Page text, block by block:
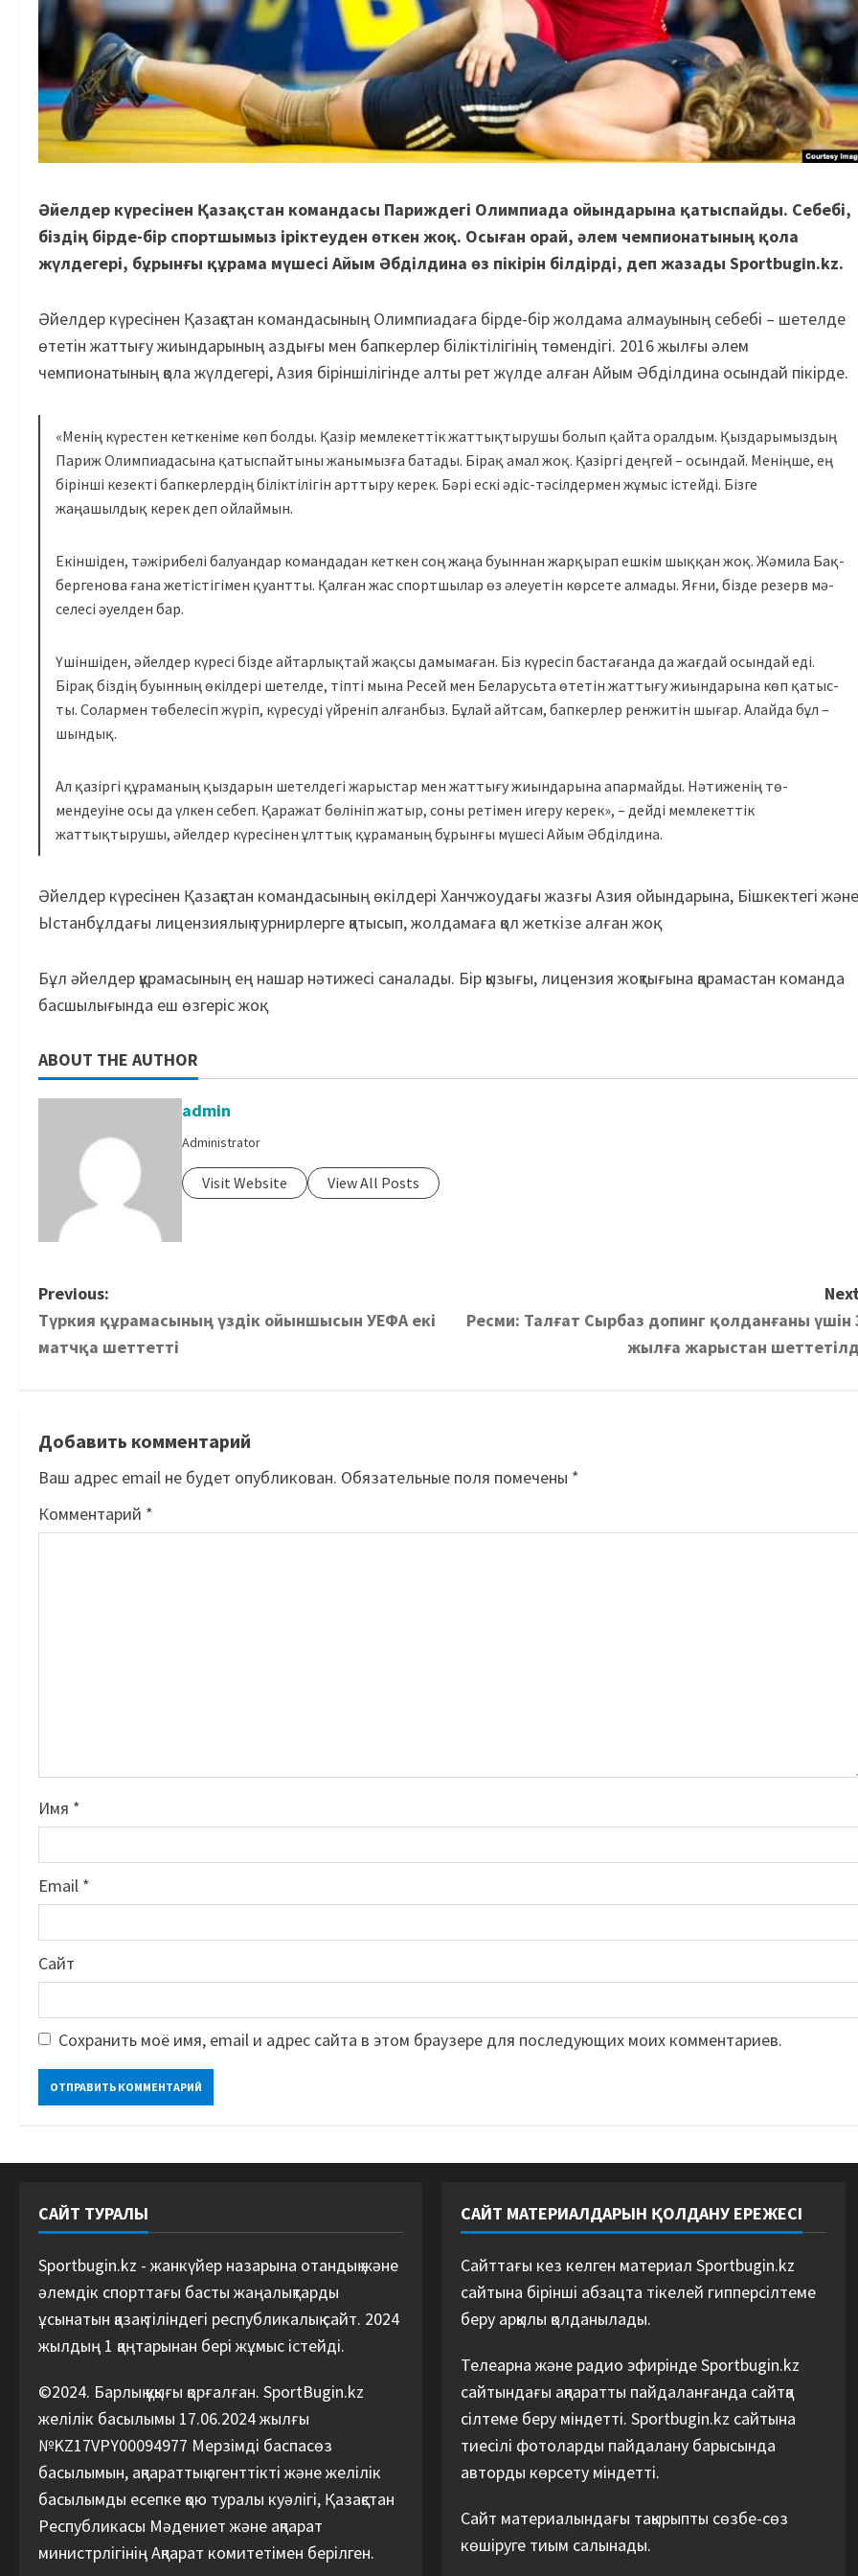
Әйелдер күресінен Қазақстан командасы Париждегі Олимпиада ойындарына қатыспайды. Себебі,
біздің бірде-бір спортшымыз іріктеуден өткен жоқ. Осыған орай, әлем чемпионатының қола
жүлдегері, бұрынғы құрама мүшесі Айым Әбділдина өз пікірін білдірді, деп жазады Sportbugin.kz.
Әйелдер күресінен Қазақстан ко­ман­дасының Олимпиадаға бірде-бір жол­да­ма алмауының себебі – шетелде
өтетін жат­тығу жиындарының аздығы мен бап­керлер біліктілігінің төмендігі. 2016 жыл­ғы әлем
чемпионатының қола жүл­де­гері, Азия біріншілігінде алты рет жүл­де алған Айым Әбділдина осындай пікірде.
«Менің күрестен кеткеніме көп бол­­ды. Қазір мемлекеттік жаттық­тыру­шы болып қайта оралдым. Қыздары­мыз­дың
Париж Олимпиа­дасына қа­тыс­пайтыны жанымызға батады. Бірақ амал жоқ. Қазіргі деңгей – осын­дай. Меніңше, ең
бірінші кезек­ті бапкерлердің біліктілігін арттыру керек. Бәрі ескі әдіс-тәсілдермен жұ­­мыс істейді. Бізге
жаңашылдық ке­рек деп ойлаймын.
Екіншіден, тәжірибелі балуандар ко­мандадан кеткен соң жаңа буыннан жарқырап ешкім шыққан жоқ. Жәмила Бақ­
бергенова ғана жетістігімен қуант­ты. Қалған жас спортшылар өз әлеуетін көрсете алмады. Яғни, бізде резерв мә­
се­лесі әуелден бар.
Үшіншіден, әйелдер күресі бізде ай­тарлықтай жақсы дамымаған. Біз күре­сіп бастағанда да жағдай осындай еді.
Бірақ біздің буынның өкілдері шет­елде, тіпті мына Ресей мен Беларусьта өте­тін жат­ты­ғу жиындарына көп қа­тыс­
ты. Со­лар­мен төбелесіп жүріп, кү­ре­­суді үйреніп алғанбыз. Бұлай айтсам, бап­кер­лер ренжитін шығар. Алайда бұл –
шын­дық.
Ал қазіргі құраманың қыздарын шет­елдегі жарыстар мен жаттығу жиын­дарына апармайды. Нәтиженің тө­
мендеуіне осы да үлкен себеп. Қаражат бөлініп жа­тыр, соны ретімен игеру керек», – дейді мемле­кет­тік
жаттықтырушы, әйел­дер күресінен ұлттық құ­ра­маның бұрынғы мүше­сі Айым Әбділдина.
Әйелдер күресінен Қазақстан коман­да­сы­ның өкілдері Ханчжоудағы жаз­ғы Азия ойын­дарына, Бішкектегі және
Ыстан­бұл­дағы лицензиялық турнирлерге қа­тысып, жолдамаға қол жеткізе алған жоқ.
Бұл әйелдер құрамасының ең на­шар нәтижесі саналады. Бір қызығы, ли­цензия жоқтығына қарамастан ко­манда
басшылығында еш өзгеріс жоқ.
ABOUT THE AUTHOR
admin
Administrator
Visit Website View All Posts
Previous:
Түркия құрамасының үздік ойыншысын УЕФА екі
матчқа шеттетті
Ресми: Талғат Сырбаз допинг қолданғаны үшін
жылға жарыстан
Добавить комментарий
Ваш адрес email не будет опубликован. Обязательные поля помечены *
Комментарий *
Имя *
Email *
Сайт
Сохранить моё имя, email и адрес сайта в этом браузере для последующих моих комментариев.
САЙТ ТУРАЛЫ
Sportbugin.kz - жанкүйер назарына отандық және
әлемдік спорттағы басты жаңалықтарды
ұсынатын қазақ тіліндегі республикалық сайт. 2024
жылдың 1 қаңтарынан бері жұмыс істейді.
©2024. Барлық құқығы қорғалған. SportBugin.kz
желілік басылымы 17.06.2024 жылғы
№KZ17VPY00094977 Мерзімді баспасөз
басылымын, ақпараттық агенттікті және желілік
басылымды есепке қою туралы куәлігі, Қазақстан
Республикасы Мәдениет және ақпарат
министрлігінің Ақпарат комитетімен берілген.
САЙТ МАТЕРИАЛДАРЫН ҚОЛДАНУ ЕРЕЖЕСІ
Сайттағы кез келген материал Sportbugin.kz
сайтына бірінші абзацта тікелей гипперсілтеме
беру арқылы қолданылады.
Телеарна және радио эфирінде Sportbugin.kz
сайтындағы ақпаратты пайдаланғанда сайтқа
сілтеме беру міндетті. Sportbugin.kz сайтына
тиесілі фотоларды пайдалану барысында
авторды көрсету міндетті.
Сайт материалындағы тақырыпты сөзбе-сөз
көшіруге тиым салынады.